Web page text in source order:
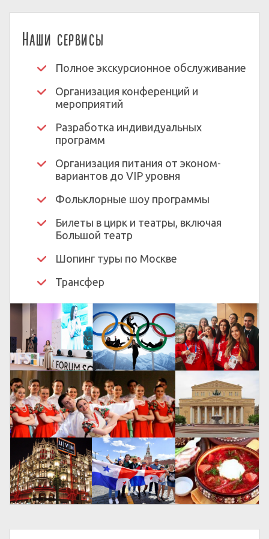
Наши сервисы
Полное экскурсионное обслуживание
Организация конференций и
мероприятий
Разработка индивидуальных
программ
Организация питания от эконом-
вариантов до VIP уровня
Фольклорные шоу программы
Билеты в цирк и театры, включая
Большой театр
Шопинг туры по Москве
Трансфер